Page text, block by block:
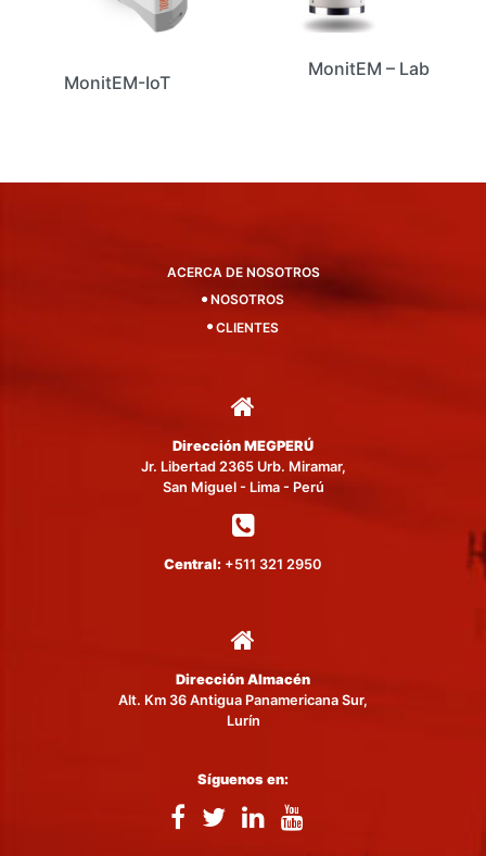
MonitEM-IoT
MonitEM – Lab
ACERCA DE NOSOTROS
NOSOTROS
CLIENTES
Dirección MEGPERÚ
Jr. Libertad 2365 Urb. Miramar,
San Miguel - Lima - Perú
Central: +511 321 2950
Dirección Almacén
Alt. Km 36 Antigua Panamericana Sur,
Lurín
Síguenos en: